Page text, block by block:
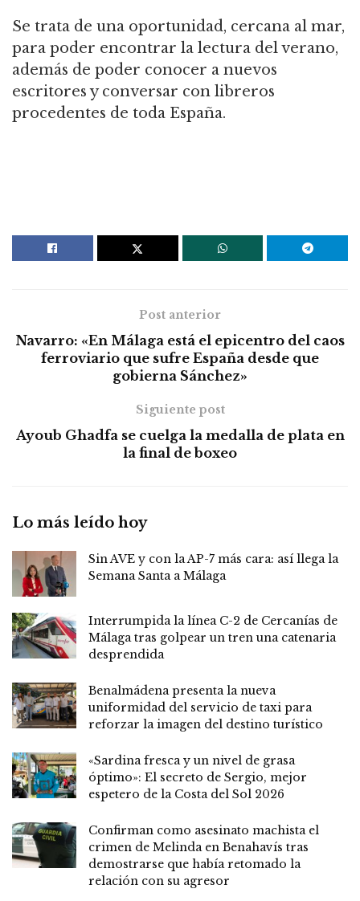
Se trata de una oportunidad, cercana al mar,
para poder encontrar la lectura del verano,
además de poder conocer a nuevos
escritores y conversar con libreros
procedentes de toda España.
Post anterior
Navarro: «En Málaga está el epicentro del caos
ferroviario que sufre España desde que
gobierna Sánchez»
Siguiente post
Ayoub Ghadfa se cuelga la medalla de plata en
la final de boxeo
Lo más leído hoy
Sin AVE y con la AP-7 más cara: así llega la
Semana Santa a Málaga
Interrumpida la línea C-2 de Cercanías de
Málaga tras golpear un tren una catenaria
desprendida
Benalmádena presenta la nueva
uniformidad del servicio de taxi para
reforzar la imagen del destino turístico
«Sardina fresca y un nivel de grasa
óptimo»: El secreto de Sergio, mejor
espetero de la Costa del Sol 2026
Confirman como asesinato machista el
crimen de Melinda en Benahavís tras
demostrarse que había retomado la
relación con su agresor